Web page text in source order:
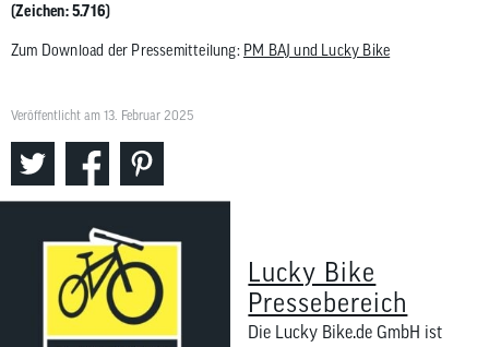
(Zeichen: 5.716)
Zum Download der Pressemitteilung: PM BAJ und Lucky Bike
Veröffentlicht am 13. Februar 2025
Lucky Bike
Pressebereich
Die Lucky Bike.de GmbH ist